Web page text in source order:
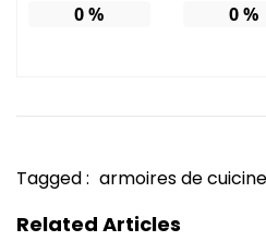
0% 0%
Tagged : armoires de
Related Articles